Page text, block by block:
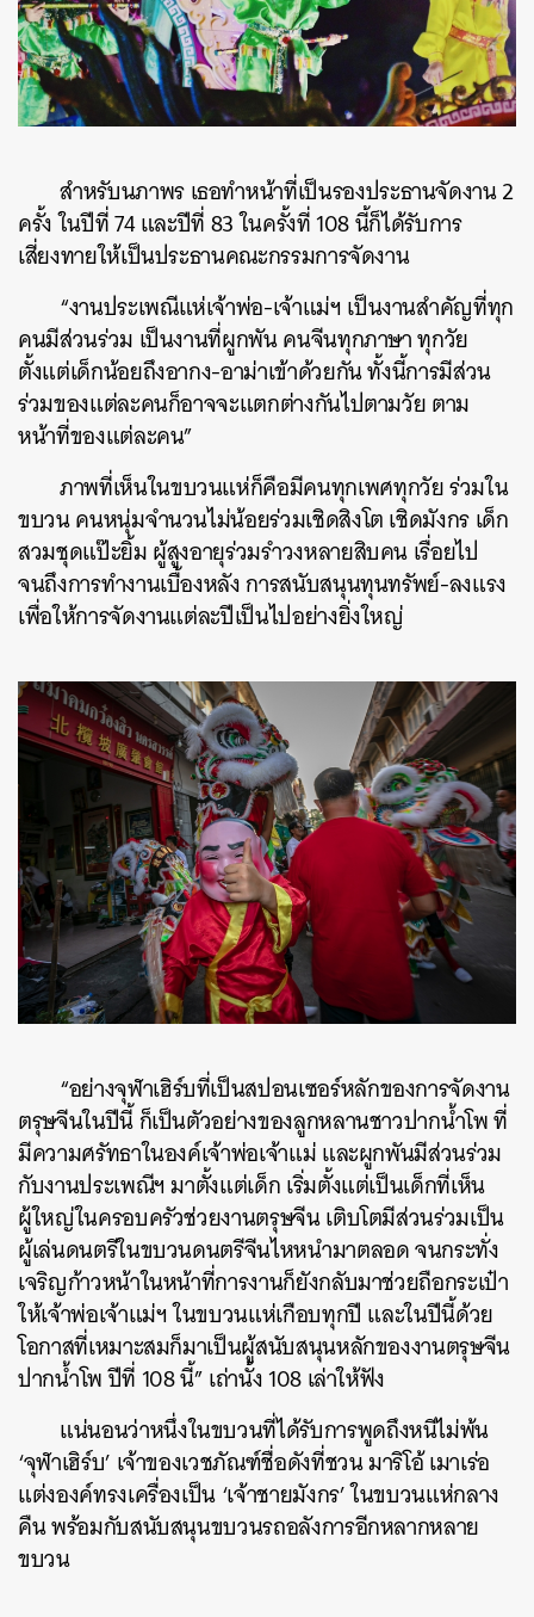
สำหรับนภาพร เธอทำหน้าที่เป็นรองประธานจัดงาน 2
ครั้ง ในปีที่ 74 และปีที่ 83 ในครั้งที่ 108 นี้ก็ได้รับการ
เสี่ยงทายให้เป็นประธานคณะกรรมการจัดงาน
“งานประเพณีแห่เจ้าพ่อ-เจ้าแม่ฯ เป็นงานสำคัญที่ทุก
คนมีส่วนร่วม เป็นงานที่ผูกพัน คนจีนทุกภาษา ทุกวัย
ตั้งแต่เด็กน้อยถึงอากง-อาม่าเข้าด้วยกัน ทั้งนี้การมีส่วน
ร่วมของแต่ละคนก็อาจจะแตกต่างกันไปตามวัย ตาม
หน้าที่ของแต่ละคน”
ภาพที่เห็นในขบวนแห่ก็คือมีคนทุกเพศทุกวัย ร่วมใน
ขบวน คนหนุ่มจำนวนไม่น้อยร่วมเชิดสิงโต เชิดมังกร เด็ก
สวมชุดแป๊ะยิ้ม ผู้สูงอายุร่วมรำวงหลายสิบคน เรื่อยไป
จนถึงการทำงานเบื้องหลัง การสนับสนุนทุนทรัพย์-ลงแรง
เพื่อให้การจัดงานแต่ละปีเป็นไปอย่างยิ่งใหญ่
“อย่างจุฬาเฮิร์บที่เป็นสปอนเซอร์หลักของการจัดงาน
ตรุษจีนในปีนี้ ก็เป็นตัวอย่างของลูกหลานชาวปากน้ำโพ ที่
มีความศรัทธาในองค์เจ้าพ่อเจ้าแม่ และผูกพันมีส่วนร่วม
กับงานประเพณีฯ มาตั้งแต่เด็ก เริ่มตั้งแต่เป็นเด็กที่เห็น
ผู้ใหญ่ในครอบครัวช่วยงานตรุษจีน เติบโตมีส่วนร่วมเป็น
ผู้เล่นดนตรีในขบวนดนตรีจีนไหหนำมาตลอด จนกระทั่ง
เจริญก้าวหน้าในหน้าที่การงานก็ยังกลับมาช่วยถือกระเป๋า
ให้เจ้าพ่อเจ้าแม่ฯ ในขบวนแห่เกือบทุกปี และในปีนี้ด้วย
โอกาสที่เหมาะสมก็มาเป็นผู้สนับสนุนหลักของงานตรุษจีน
ปากน้ำโพ ปีที่ 108 นี้” เถ่านั้ง 108 เล่าให้ฟัง
แน่นอนว่าหนึ่งในขบวนที่ได้รับการพูดถึงหนีไม่พ้น
‘จุฬาเฮิร์บ’ เจ้าของเวชภัณฑ์ชื่อดังที่ชวน มาริโอ้ เมาเร่อ
แต่งองค์ทรงเครื่องเป็น ‘เจ้าชายมังกร’ ในขบวนแห่กลาง
คืน พร้อมกับสนับสนุนขบวนรถอลังการอีกหลากหลาย
ขบวน
SHARE TWEET LINE EMAIL